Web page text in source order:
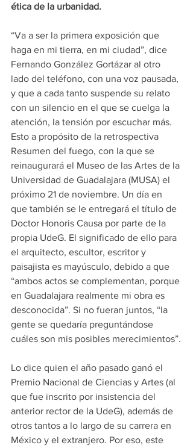
ética de la urbanidad.
“Va a ser la primera exposición que
haga en mi tierra, en mi ciudad”, dice
Fernando González Gortázar al otro
lado del teléfono, con una voz pausada,
y que a cada tanto suspende su relato
con un silencio en el que se cuelga la
atención, la tensión por escuchar más.
Esto a propósito de la retrospectiva
Resumen del fuego, con la que se
reinaugurará el Museo de las Artes de la
Universidad de Guadalajara (MUSA) el
próximo 21 de noviembre. Un día en
que también se le entregará el título de
Doctor Honoris Causa por parte de la
propia UdeG. El significado de ello para
el arquitecto, escultor, escritor y
paisajista es mayúsculo, debido a que
“ambos actos se complementan, porque
en Guadalajara realmente mi obra es
desconocida”. Si no fueran juntos, “la
gente se quedaría preguntándose
cuáles son mis posibles merecimientos”.
Lo dice quien el año pasado ganó el
Premio Nacional de Ciencias y Artes (al
que fue inscrito por insistencia del
anterior rector de la UdeG), además de
otros tantos a lo largo de su carrera en
México y el extranjero. Por eso, este